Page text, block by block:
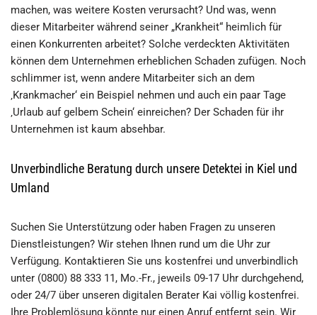
machen, was weitere Kosten verursacht? Und was, wenn
dieser Mitarbeiter während seiner „Krankheit“ heimlich für
einen Konkurrenten arbeitet? Solche verdeckten Aktivitäten
können dem Unternehmen erheblichen Schaden zufügen. Noch
schlimmer ist, wenn andere Mitarbeiter sich an dem
‚Krankmacher‘ ein Beispiel nehmen und auch ein paar Tage
‚Urlaub auf gelbem Schein‘ einreichen? Der Schaden für ihr
Unternehmen ist kaum absehbar.
Unverbindliche Beratung durch unsere Detektei in Kiel und
Umland
Suchen Sie Unterstützung oder haben Fragen zu unseren
Dienstleistungen? Wir stehen Ihnen rund um die Uhr zur
Verfügung. Kontaktieren Sie uns kostenfrei und unverbindlich
unter (0800) 88 333 11, Mo.-Fr., jeweils 09-17 Uhr durchgehend,
oder 24/7 über unseren digitalen Berater Kai völlig kostenfrei.
Ihre Problemlösung könnte nur einen Anruf entfernt sein. Wir